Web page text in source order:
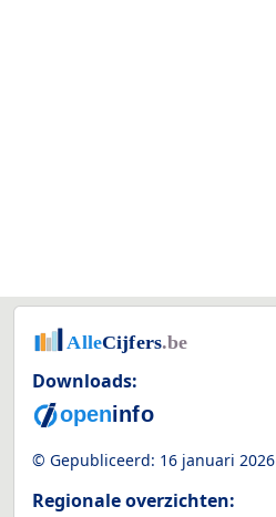
Downloads:
© Gepubliceerd: 16 januari 2026
Regionale overzichten: